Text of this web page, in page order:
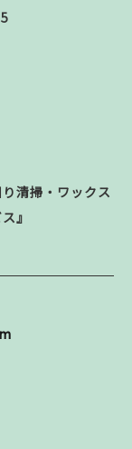
清掃・ワックス
』